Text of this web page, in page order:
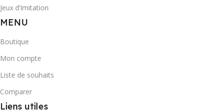
Jeux d’Imitation
MENU
Boutique
Mon compte
Liste de souhaits
Comparer
Liens utiles